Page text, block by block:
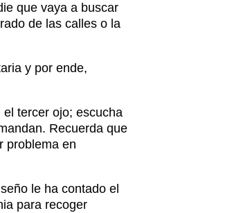
que vaya a buscar
de las calles o la
y por ende,
tercer ojo; escucha
Recuerda que
problema en
le ha contado el
para recoger